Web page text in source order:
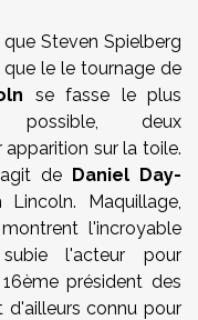
Steven Spielberg
le le tournage de
se fasse le plus
possible, deux
sur la toile.
de Daniel Day-
Maquillage,
l'incroyable
l'acteur pour
président des
d'ailleurs connu pour